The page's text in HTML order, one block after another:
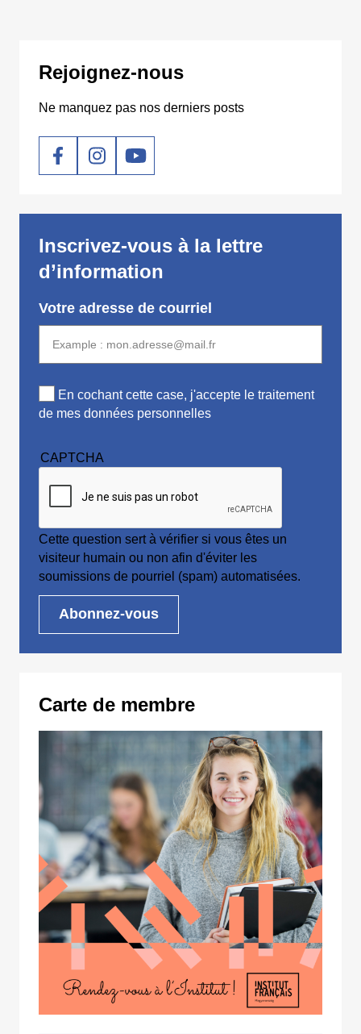
Rejoignez-nous
Ne manquez pas nos derniers posts
Social
Inscrivez-vous à la lettre
d’information
Votre adresse de courriel
En cochant cette case, j'accepte le traitement
de mes données personnelles
CAPTCHA
Cette question sert à vérifier si vous êtes un
visiteur humain ou non afin d'éviter les
soumissions de pourriel (spam) automatisées.
Carte de membre